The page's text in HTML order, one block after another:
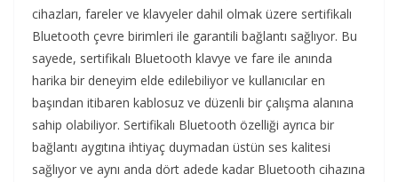
cihazları, fareler ve klavyeler dahil olmak üzere sertifikalı
Bluetooth çevre birimleri ile garantili bağlantı sağlıyor. Bu
sayede, sertifikalı Bluetooth klavye ve fare ile anında
harika bir deneyim elde edilebiliyor ve kullanıcılar en
başından itibaren kablosuz ve düzenli bir çalışma alanına
sahip olabiliyor. Sertifikalı Bluetooth özelliği ayrıca bir
bağlantı aygıtına ihtiyaç duymadan üstün ses kalitesi
sağlıyor ve aynı anda dört adede kadar Bluetooth cihazına